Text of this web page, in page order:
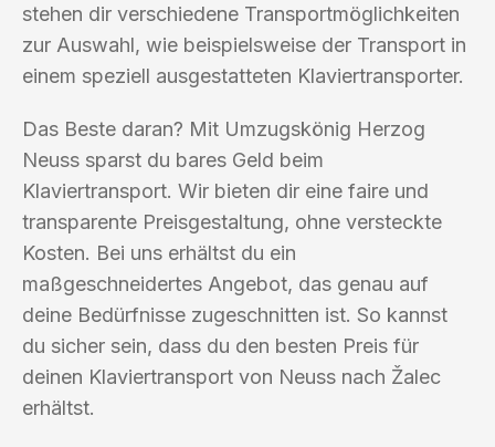
stehen dir verschiedene Transportmöglichkeiten
zur Auswahl, wie beispielsweise der Transport in
einem speziell ausgestatteten Klaviertransporter.
Das Beste daran? Mit Umzugskönig Herzog
Neuss sparst du bares Geld beim
Klaviertransport. Wir bieten dir eine faire und
transparente Preisgestaltung, ohne versteckte
Kosten. Bei uns erhältst du ein
maßgeschneidertes Angebot, das genau auf
deine Bedürfnisse zugeschnitten ist. So kannst
du sicher sein, dass du den besten Preis für
deinen Klaviertransport von Neuss nach Žalec
erhältst.